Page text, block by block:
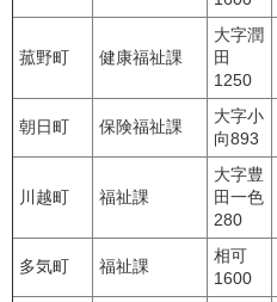
菰野町 健康福祉課
大字潤
田
1250
朝日町 保険福祉課
大字小
向893
川越町 福祉課
大字豊
田一色
280
多気町 福祉課
相可
1600